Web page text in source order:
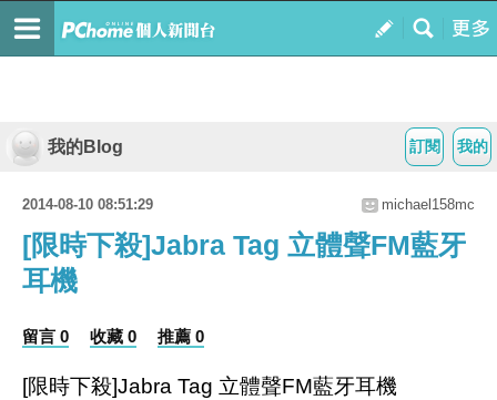
我的
訂閱
我的Blog
2014-08-10 08:51:29 michael158mc
[限時下殺]Jabra Tag 立體聲FM藍牙
耳機
留言 0 收藏 0 推薦 0
[限時下殺]Jabra Tag 立體聲FM藍牙耳機